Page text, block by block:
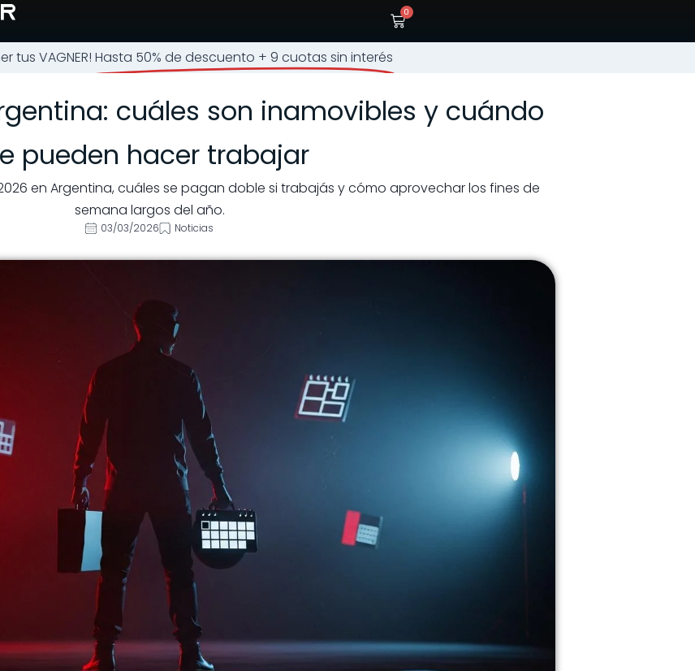
0
tus VAGNER! Hasta 50% de descuento + 9 cuotas sin interés
cuáles son inamovibles y cuándo
pueden hacer trabajar
en Argentina, cuáles se pagan doble si trabajás y cómo aprovechar los fines de
semana largos del año.
03/03/2026 Noticias